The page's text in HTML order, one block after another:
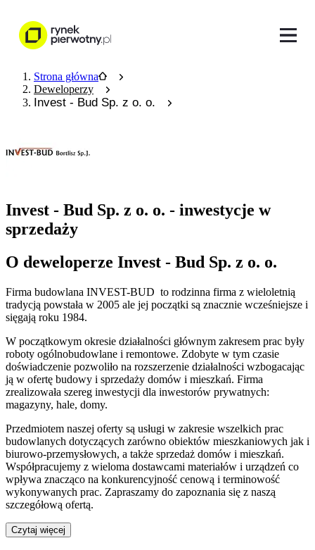
Strona główna
Deweloperzy
Invest - Bud Sp. z o. o.
Invest - Bud Sp. z o. o. - inwestycje w
sprzedaży
O deweloperze Invest - Bud Sp. z o. o.
Firma budowlana INVEST-BUD to rodzinna firma z wieloletnią
tradycją powstała w 2005 ale jej początki są znacznie wcześniejsze i
sięgają roku 1984.
W początkowym okresie działalności głównym zakresem prac były
roboty ogólnobudowlane i remontowe. Zdobyte w tym czasie
doświadczenie pozwoliło na rozszerzenie działalności wzbogacając
ją w ofertę budowy i sprzedaży domów i mieszkań. Firma
zrealizowała szereg inwestycji dla inwestorów prywatnych:
magazyny, hale, domy.
Przedmiotem naszej oferty są usługi w zakresie wszelkich prac
budowlanych dotyczących zarówno obiektów mieszkaniowych jak i
biurowo-przemysłowych, a także sprzedaż domów i mieszkań.
Współpracujemy z wieloma dostawcami materiałów i urządzeń co
wpływa znacząco na konkurencyjność cenową i terminowość
wykonywanych prac. Zapraszamy do zapoznania się z naszą
szczegółową ofertą.
Czytaj więcej